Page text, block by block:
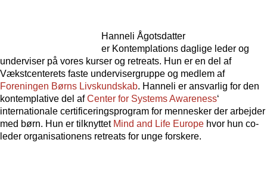
Hanneli Ågotsdatter
er Kontemplations daglige leder og
underviser på vores kurser og retreats. Hun er en del af
Vækstcenterets faste undervisergruppe og medlem af
Foreningen Børns Livskundskab. Hanneli er ansvarlig for den
kontemplative del afCenter for Systems Awareness‘
internationale certificeringsprogram for mennesker der arbejder
med børn. Hun er tilknyttet Mind and Life Europe hvor hun co-
leder organisationens retreats for unge forskere.